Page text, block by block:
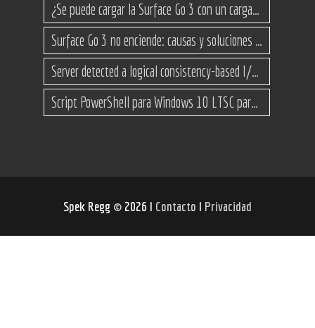
¿Se puede cargar la Surface Go 3 con un cargador USB-C de teléfono?
Surface Go 3 no enciende: causas y soluciones paso a paso para que arranque
Server detected a logical consistency-based I/O error: incorrect pageid
Script PowerShell para Windows 10 LTSC para recuperar espacio
Spek Regg © 2026 I Contacto I Privacidad